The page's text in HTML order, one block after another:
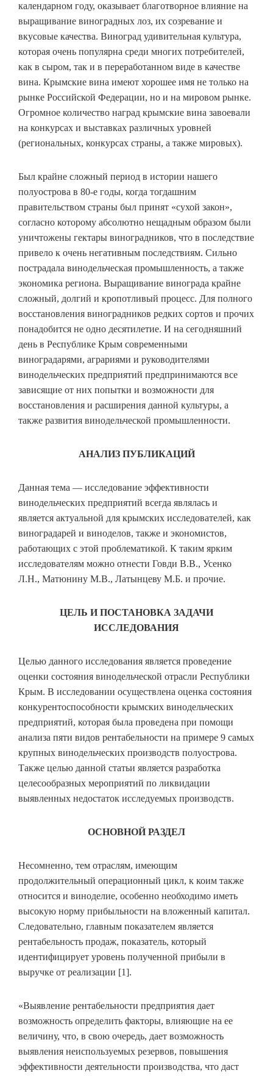
календарном году, оказывает благотворное влияние на
выращивание виноградных лоз, их созревание и
вкусовые качества. Виноград удивительная культура,
которая очень популярна среди многих потребителей,
как в сыром, так и в переработанном виде в качестве
вина. Крымские вина имеют хорошее имя не только на
рынке Российской Федерации, но и на мировом рынке.
Огромное количество наград крымские вина завоевали
на конкурсах и выставках различных уровней
(региональных, конкурсах страны, а также мировых).
Был крайне сложный период в истории нашего
полуострова в 80-е годы, когда тогдашним
правительством страны был принят «сухой закон»,
согласно которому абсолютно нещадным образом были
уничтожены гектары виноградников, что в последствие
привело к очень негативным последствиям. Сильно
пострадала винодельческая промышленность, а также
экономика региона. Выращивание винограда крайне
сложный, долгий и кропотливый процесс. Для полного
восстановления виноградников редких сортов и прочих
понадобится не одно десятилетие. И на сегодняшний
день в Республике Крым современными
виноградарями, аграриями и руководителями
винодельческих предприятий предпринимаются все
зависящие от них попытки и возможности для
восстановления и расширения данной культуры, а
также развития винодельческой промышленности.
АНАЛИЗ ПУБЛИКАЦИЙ
Данная тема — исследование эффективности
винодельческих предприятий всегда являлась и
является актуальной для крымских исследователей, как
виноградарей и виноделов, также и экономистов,
работающих с этой проблематикой. К таким ярким
исследователям можно отнести Говди В.В., Усенко
Л.Н., Матюнину М.В., Латынцеву М.Б. и прочие.
ЦЕЛЬ И ПОСТАНОВКА ЗАДАЧИ
ИССЛЕДОВАНИЯ
Целью данного исследования является проведение
оценки состояния винодельческой отрасли Республики
Крым. В исследовании осуществлена оценка состояния
конкурентоспособности крымских винодельческих
предприятий, которая была проведена при помощи
анализа пяти видов рентабельности на примере 9 самых
крупных винодельческих производств полуострова.
Также целью данной статьи является разработка
целесообразных мероприятий по ликвидации
выявленных недостаток исследуемых производств.
ОСНОВНОЙ РАЗДЕЛ
Несомненно, тем отраслям, имеющим
продолжительный операционный цикл, к коим также
относится и виноделие, особенно необходимо иметь
высокую норму прибыльности на вложенный капитал.
Следовательно, главным показателем является
рентабельность продаж, показатель, который
идентифицирует уровень полученной прибыли в
выручке от реализации [1].
«Выявление рентабельности предприятия дает
возможность определить факторы, влияющие на ее
величину, что, в свою очередь, дает возможность
выявления неиспользуемых резервов, повышения
эффективности деятельности производства, что даст